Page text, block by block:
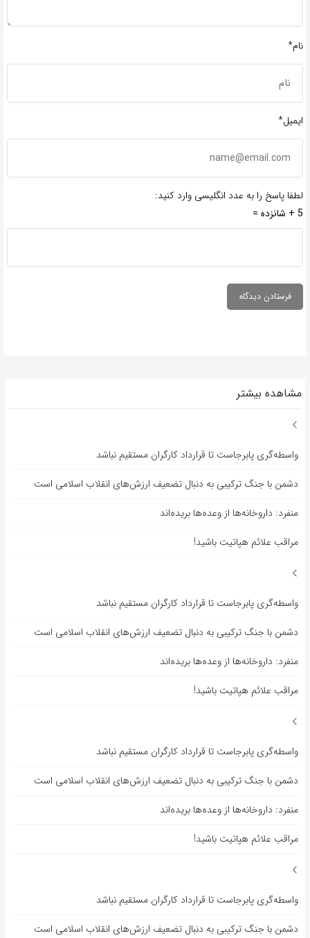
نام*
ایمیل*
لطفا پاسخ را به عدد انگلیسی وارد کنید:
5 + شانزده =
مشاهده بیشتر
واسطه‌گری پابرجاست تا قرارداد کارگران مستقیم نباشد
دشمن با جنگ ترکیبی به دنبال تضعیف ارزش‌های انقلاب اسلامی است
منفرد: داروخانه‌ها از وعده‌ها بریده‌اند
مراقب علائم هپاتیت باشید!
واسطه‌گری پابرجاست تا قرارداد کارگران مستقیم نباشد
دشمن با جنگ ترکیبی به دنبال تضعیف ارزش‌های انقلاب اسلامی است
منفرد: داروخانه‌ها از وعده‌ها بریده‌اند
مراقب علائم هپاتیت باشید!
واسطه‌گری پابرجاست تا قرارداد کارگران مستقیم نباشد
دشمن با جنگ ترکیبی به دنبال تضعیف ارزش‌های انقلاب اسلامی است
منفرد: داروخانه‌ها از وعده‌ها بریده‌اند
مراقب علائم هپاتیت باشید!
واسطه‌گری پابرجاست تا قرارداد کارگران مستقیم نباشد
دشمن با جنگ ترکیبی به دنبال تضعیف ارزش‌های انقلاب اسلامی است